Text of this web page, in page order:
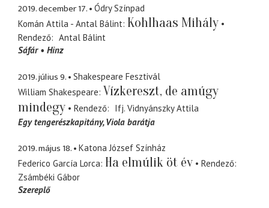
2019. december 17.
Ódry Színpad
Komán Attila - Antal Bálint Kohlhaas Mihály
Rendező
Antal Bálint
Sáfár
Hinz
2019. július 9.
Shakespeare Fesztivál
William Shakespeare Vízkereszt, de amúgy
mindegy
Rendező
Ifj. Vidnyánszky Attila
Egy tengerészkapitány Viola barátja
2019. május 18.
Katona József Színház
Federico García Lorca Ha elmúlik öt év
Rendező
Zsámbéki Gábor
Szereplő